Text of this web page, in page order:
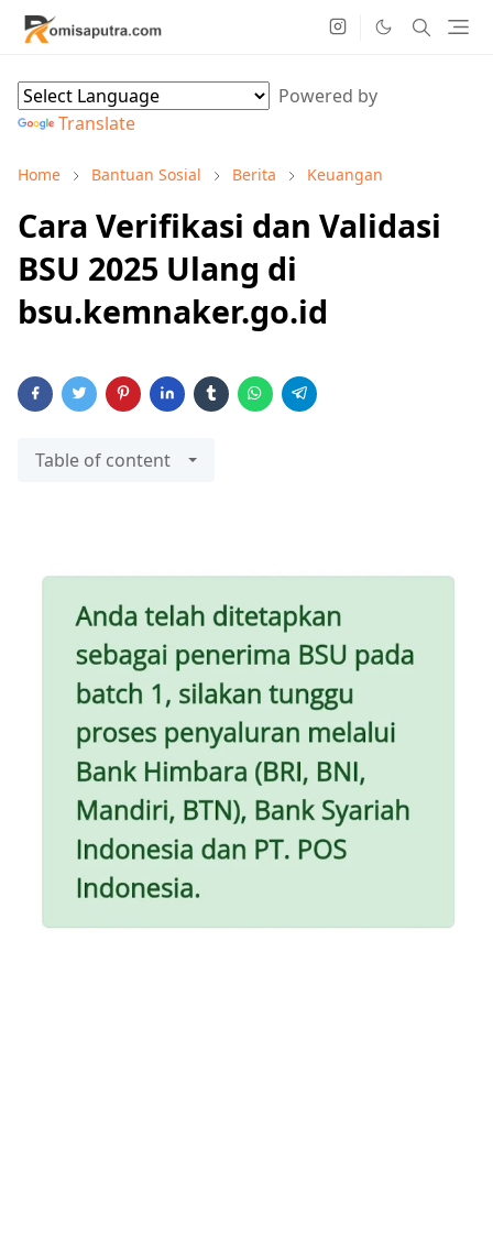
Powered by
Translate
Home Bantuan Sosial Berita Keuangan
Cara Verifikasi dan Validasi
BSU 2025 Ulang di
bsu.kemnaker.go.id
Table of content